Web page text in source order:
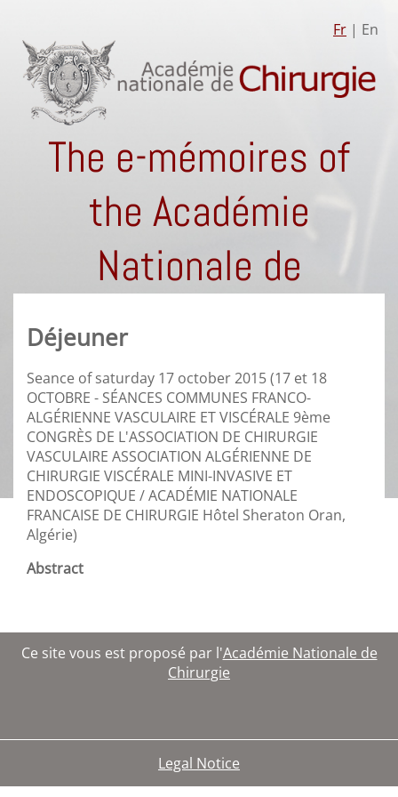
Fr | En
The e-mémoires of
the Académie
Nationale de
Chirurgie
Déjeuner
Seance of saturday 17 october 2015 (17 et 18
OCTOBRE - SÉANCES COMMUNES FRANCO-
ALGÉRIENNE VASCULAIRE ET VISCÉRALE 9ème
CONGRÈS DE L'ASSOCIATION DE CHIRURGIE
VASCULAIRE ASSOCIATION ALGÉRIENNE DE
CHIRURGIE VISCÉRALE MINI-INVASIVE ET
ENDOSCOPIQUE / ACADÉMIE NATIONALE
FRANCAISE DE CHIRURGIE Hôtel Sheraton Oran,
Algérie)
Abstract
Ce site vous est proposé par l'Académie Nationale de
Chirurgie
Legal Notice